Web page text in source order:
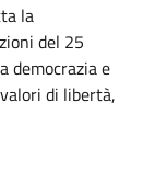
la
del 25
democrazia e
di libertà,